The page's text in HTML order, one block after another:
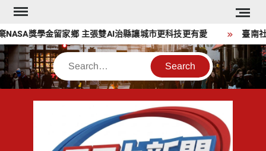
Skip
content獎學金留家鄉 主張雙AI治縣讓城市更科技更有愛 臺南社區
Search